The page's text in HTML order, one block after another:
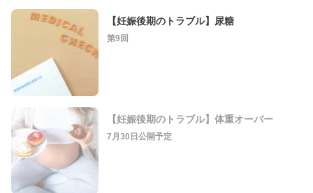
【妊娠後期のトラブル】尿糖
第9回
【妊娠後期のトラブル】体重オーバー
7月30日公開予定